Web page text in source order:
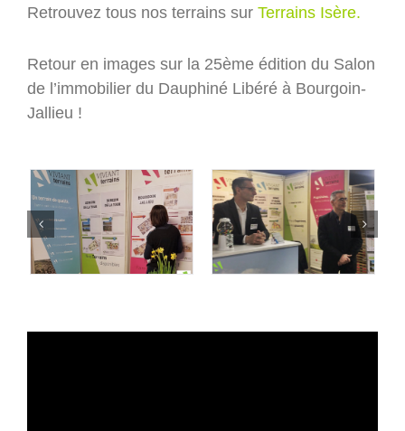
Retrouvez tous nos terrains sur Terrains Isère.
Retour en images sur la 25ème édition du Salon
de l’immobilier du Dauphiné Libéré à Bourgoin-
Jallieu !